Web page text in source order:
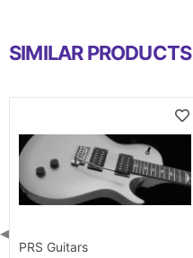
SIMILAR PRODUCTS
PRS Guitars
◀